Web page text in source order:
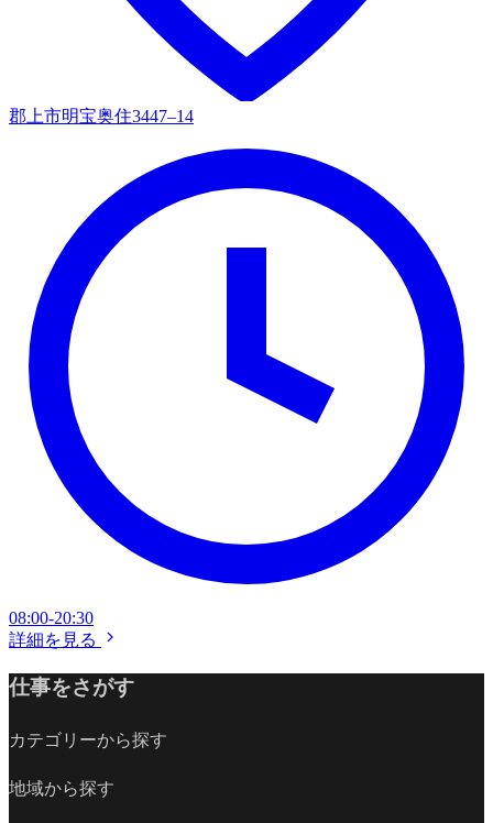
郡上市明宝奥住3447–14
08:00-20:30
詳細を見る
仕事をさがす
カテゴリーから探す
地域から探す